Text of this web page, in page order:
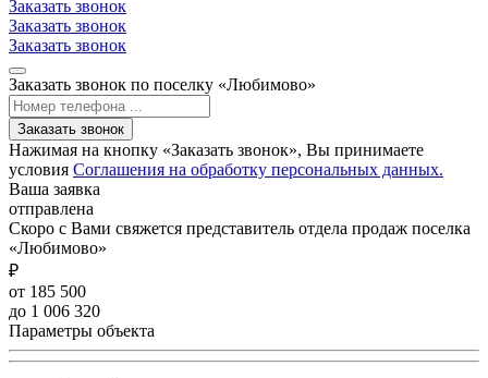
Заказать звонок
Заказать звонок
Заказать звонок
Заказать звонок по поселку «Любимово»
Заказать звонок
Нажимая на кнопку «Заказать звонок», Вы принимаете
условия Соглашения на обработку персональных данных.
Ваша заявка
отправлена
Скоро с Вами свяжется представитель отдела продаж поселка
«Любимово»
₽
от 185 500
до 1 006 320
Параметры объекта